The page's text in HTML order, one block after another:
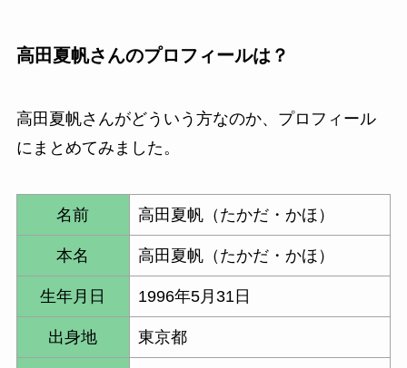
高田夏帆さんのプロフィールは？
高田夏帆さんがどういう方なのか、プロフィール
にまとめてみました。
名前 高田夏帆（たかだ・かほ）
本名 高田夏帆（たかだ・かほ）
生年月日 1996年5月31日
出身地 東京都